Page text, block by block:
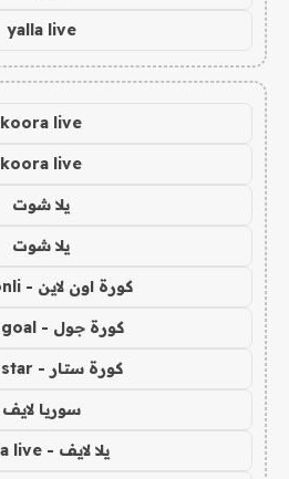
yalla live
koora live
koora live
يلا شوت
يلا شوت
كورة اون لاين - kora onli
كورة جول - kora goal
كورة ستار - kora star
سوريا لايف
يلا لايف - yalla live